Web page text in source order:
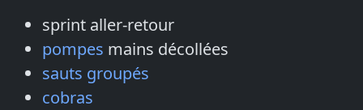
sprint aller-retour
pompes mains décollées
sauts groupés
cobras